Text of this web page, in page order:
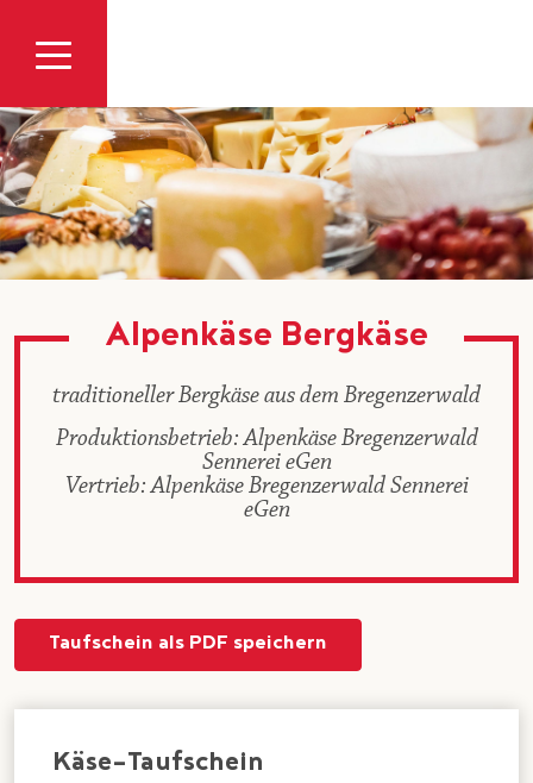
Alpenkäse Bergkäse
traditioneller Bergkäse aus dem Bregenzerwald
Produktionsbetrieb: Alpenkäse Bregenzerwald
Sennerei eGen
Vertrieb: Alpenkäse Bregenzerwald Sennerei
eGen
Taufschein als PDF speichern
Käse-Taufschein